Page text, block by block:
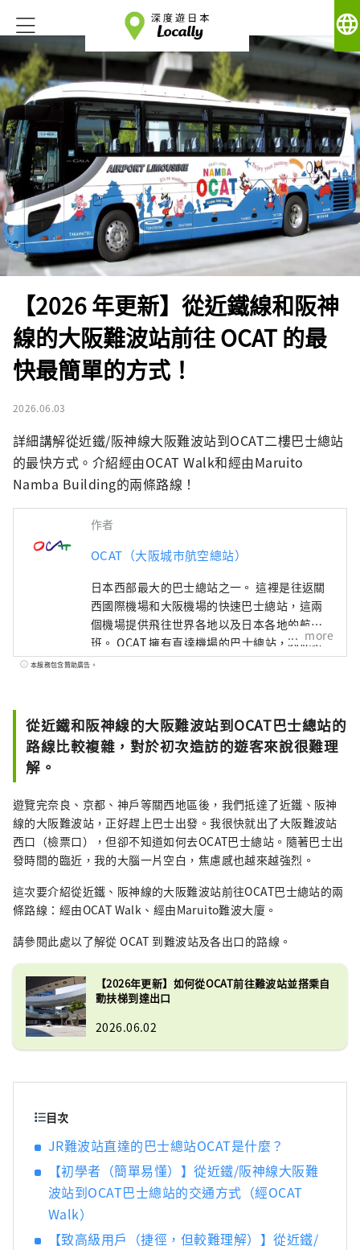
language
【2026 年更新】從近鐵線和阪神
線的大阪難波站前往 OCAT 的最
快最簡單的方式！
2026.06.03
詳細講解從近鐵/阪神線大阪難波站到OCAT二樓巴士總站
的最快方式。介紹經由OCAT Walk和經由Maruito
Namba Building的兩條路線！
作者
OCAT（大阪城市航空總站）
日本西部最大的巴士總站之一。 這裡是往返關
西國際機場和大阪機場的快速巴士總站，這兩
個機場提供飛往世界各地以及日本各地的航
班。 OCAT 擁有直達機場的巴士總站，因此您
可以品嚐來自世界各地的美食。 這裡有許多商
物。 位於OCAT地下一層的「蓬特廣場」以一個
巨大的球體為特色，在陽光下熠熠生輝。這片
露天空間視野開闊，藍天白雲盡收眼底，是各
more
本服務包含贊助廣告。
從近鐵和阪神線的大阪難波站到OCAT巴士總站的
路線比較複雜，對於初次造訪的遊客來說很難理
解。
遊覽完奈良、京都、神戶等關西地區後，我們抵達了近鐵、阪神
線的大阪難波站，正好趕上巴士出發。我很快就出了大阪難波站
西口（檢票口），但卻不知道如何去OCAT巴士總站。隨著巴士出
發時間的臨近，我的大腦一片空白，焦慮感也越來越強烈。
這次要介紹從近鐵、阪神線的大阪難波站前往OCAT巴士總站的兩
條路線：經由OCAT Walk、經由Maruito難波大廈。
請參閱此處以了解從 OCAT 到難波站及各出口的路線。
【2026年更新】如何從OCAT前往難波站並搭乘自
動扶梯到達出口
2026.06.02
目次
JR難波站直達的巴士總站OCAT是什麼？
【初學者（簡單易懂）】從近鐵/阪神線大阪難
波站到OCAT巴士總站的交通方式（經OCAT
Walk）
【致高級用戶（捷徑，但較難理解）】從近鐵/